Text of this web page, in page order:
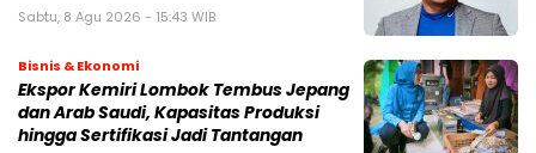
Sabtu, 8 Agu 2026 - 15:43 WIB
Bisnis & Ekonomi
Ekspor Kemiri Lombok Tembus Jepang
dan Arab Saudi, Kapasitas Produksi
hingga Sertifikasi Jadi Tantangan